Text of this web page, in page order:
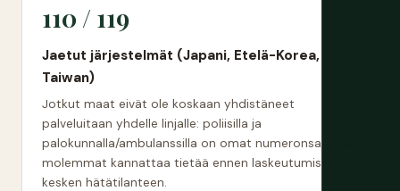
110 / 119
Jaetut järjestelmät (Japani, Etelä-Korea,
Taiwan)
Jotkut maat eivät ole koskaan yhdistäneet
palveluitaan yhdelle linjalle: poliisilla ja
palokunnalla/ambulanssilla on omat numeronsa, joten
molemmat kannattaa tietää ennen laskeutumista, ei
kesken hätätilanteen.